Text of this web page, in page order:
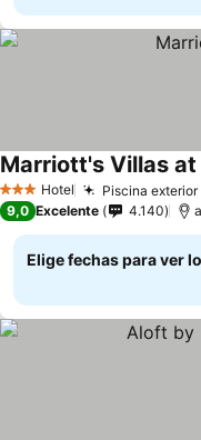
3 Estrellas
Hotel Piscina
Marriott's Villas at
9,0 Excelente 4.140
Elige fechas para ver